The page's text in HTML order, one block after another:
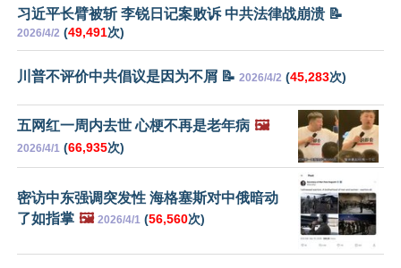
习近平长臂被斩 李锐日记案败诉 中共法律战崩溃 📝
2026/4/2 (49,491次)
川普不评价中共倡议是因为不屑 📝 2026/4/2 (45,283次)
五网红一周内去世 心梗不再是老年病 🖼️
2026/4/1 (66,935次)
密访中东强调突发性 海格塞斯对中俄暗动
了如指掌 🖼️ 2026/4/1 (56,560次)